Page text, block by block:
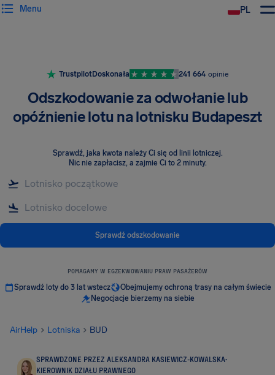
PL
Menu
TrustpilotDoskonała 241 664 opinie
Odszkodowanie za odwołanie lub
opóźnienie lotu na lotnisku Budapeszt
Sprawdź, jaka kwota należy Ci się od linii lotniczej.
Nic nie zapłacisz, a zajmie Ci to 2 minuty.
Sprawdź odszkodowanie
POMAGAMY W EGZEKWOWANIU PRAW PASAŻERÓW
Sprawdź loty do 3 lat wstecz
Obejmujemy ochroną trasy na całym świecie
Negocjacje bierzemy na siebie
AirHelp Lotniska BUD
SPRAWDZONE PRZEZ ALEKSANDRA KASIEWICZ-KOWALSKA·
KIEROWNIK DZIAŁU PRAWNEGO